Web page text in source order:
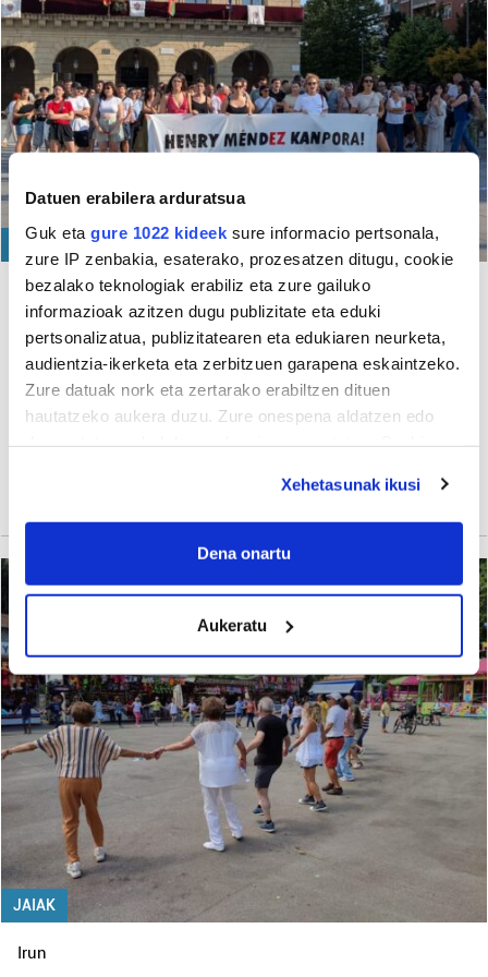
Datuen erabilera arduratsua
Guk eta gure 1022 kideek sure informacio pertsonala,
zure IP zenbakia, esaterako, prozesatzen ditugu, cookie
bezalako teknologiak erabiliz eta zure gailuko
informazioak azitzen dugu publizitate eta eduki
pertsonalizatua, publizitatearen eta edukiaren neurketa,
audientzia-ikerketa eta zerbitzuen garapena eskaintzeko.
Zure datuak nork eta zertarako erabiltzen dituen
hautatzeko aukera duzu. Zure onespena aldatzen edo
If you allow, we would also like to:
Collect information about your geographical
meters
Identify your device by actively scanning it for
specific characteristics (fingerprinting)
Find out more about how your personal data is processed
and set your preferences in thedetails section.
Guk eta gure bazkideek zure datu pertsonalak
prozesatzen ditugu, zure IP zenbakia, besteak beste,
teknologia erabiliz, cookieak adibidez, iragarki eta eduki
pertsonalizatuak eskaintzeko, iragarkiak eta edukia
neurtzeko, jendeari buruzko informazioa biltzeko eta
produktuak garatzeko. Zure datuak nork eta zertarako
erabiltzen dituen hauta dezakezu.
Xehetasunak ikusi
Dena onartu
Aukeratu
JAIAK
Irun
"Henry Mendez kanpora!"
Henry Mendezen kontzertua ez egitea nahi du Podemosek
Henry Mendezen kontzertua bertan behera uztea eskatu du Ernaik
Itaia Henry Mendezen kontzertuaren aurka azaldu da
JAIAK
Irun